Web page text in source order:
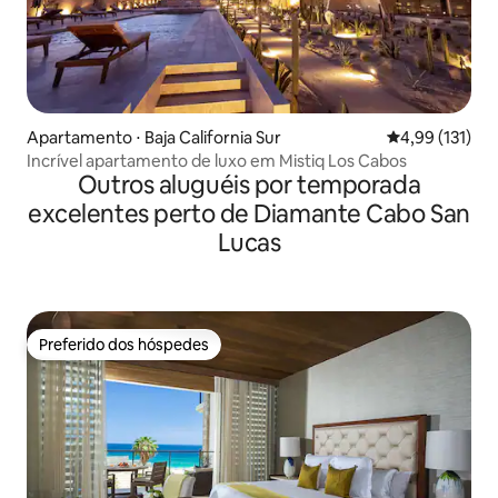
Apartamento ⋅ Baja California Sur 4,99 de uma
4,99 (131)
Incrível apartamento de luxo em Mistiq Los Cabos
Outros aluguéis por temporada
excelentes perto de Diamante Cabo San
Lucas
Preferido dos hóspedes
Preferido dos hóspedes